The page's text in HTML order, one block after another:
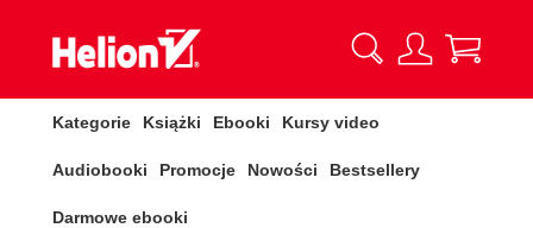
Kategorie Książki Ebooki Kursy video
Audiobooki Promocje Nowości Bestsellery
Darmowe ebooki